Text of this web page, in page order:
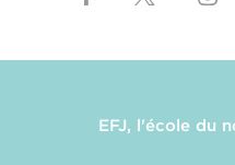
EFJ, l'école du